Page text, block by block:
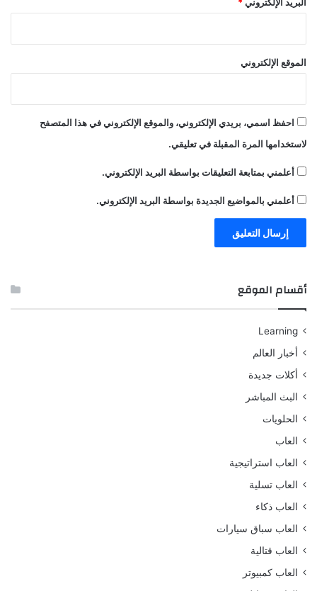
البريد الإلكتروني *
الموقع الإلكتروني
احفظ اسمي، بريدي الإلكتروني، والموقع الإلكتروني في هذا المتصفح
لاستخدامها المرة المقبلة في تعليقي.
أعلمني بمتابعة التعليقات بواسطة البريد الإلكتروني.
أعلمني بالمواضيع الجديدة بواسطة البريد الإلكتروني.
أقسام الموقع
Learning
أخبار العالم
أكلات جديدة
البث المباشر
الحلويات
العاب
العاب استراتيجية
العاب تسلية
العاب ذكاء
العاب سباق سيارات
العاب قتالية
العاب كمبيوتر